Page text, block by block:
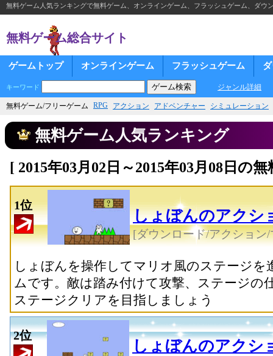
無料ゲーム人気ランキングで無料ゲーム、オンラインゲーム、フラッシュゲーム、ダウ
無料ゲーム総合サイト
ゲームトップ オンラインゲーム フラッシュゲーム
キーワード ジャンル詳細
無料ゲーム/フリーゲーム RPG アクション アドベンチャー シミュレーション
無料ゲーム人気ランキング
[ 2015年03月02日～2015年03月08日の
1位
しょぼんのアクシ
[ダウンロード/アクション
しょぼんを操作してマリオ風のステージを
ムです。敵は踏み付けて攻撃、ステージの
ステージクリアを目指しましょう
2位
しょぼんのアクシ